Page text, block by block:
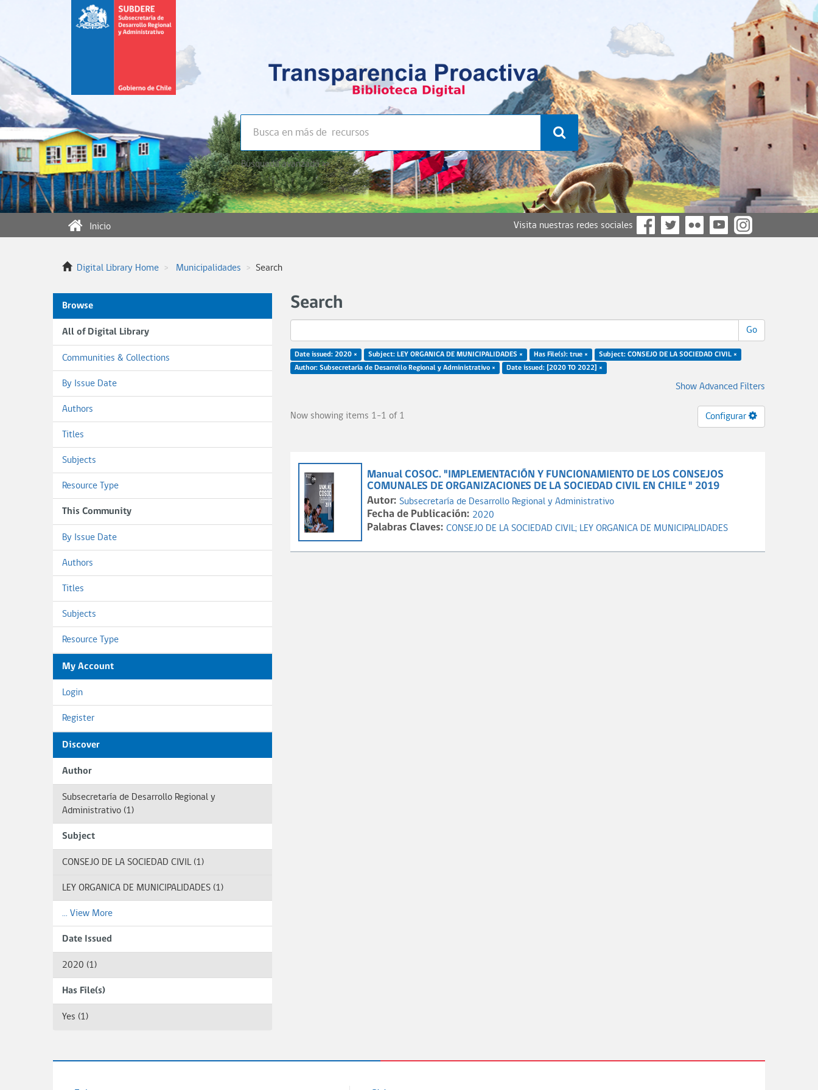
Búsqueda avanzada >>
Inicio Visita nuestras redes sociales
Digital Library Home Municipalidades Search
Browse
All of Digital Library
Communities & Collections
By Issue Date
Authors
Titles
Subjects
Resource Type
This Community
By Issue Date
Authors
Titles
Subjects
Resource Type
My Account
Login
Register
Discover
Author
Subsecretaría de Desarrollo Regional y
Administrativo (1)
Subject
CONSEJO DE LA SOCIEDAD CIVIL (1)
LEY ORGANICA DE MUNICIPALIDADES (1)
... View More
Date Issued
2020 (1)
Has File(s)
Yes (1)
Search
Go
Date issued: 2020 × Subject: LEY ORGANICA DE MUNICIPALIDADES × Has File(s): true ×
Subject: CONSEJO DE LA SOCIEDAD CIVIL ×
Author: Subsecretaría de Desarrollo Regional y Administrativo ×
Date issued: [2020 TO 2022] ×
Show Advanced Filters
Now showing items 1-1 of 1 Configurar
Manual COSOC. "IMPLEMENTACIÓN Y FUNCIONAMIENTO DE LOS CONSEJOS
COMUNALES DE ORGANIZACIONES DE LA SOCIEDAD CIVIL EN CHILE " 2019
Autor: Subsecretaría de Desarrollo Regional y Administrativo
Fecha de Publicación: 2020
Palabras Claves: CONSEJO DE LA SOCIEDAD CIVIL; LEY ORGANICA DE MUNICIPALIDADES